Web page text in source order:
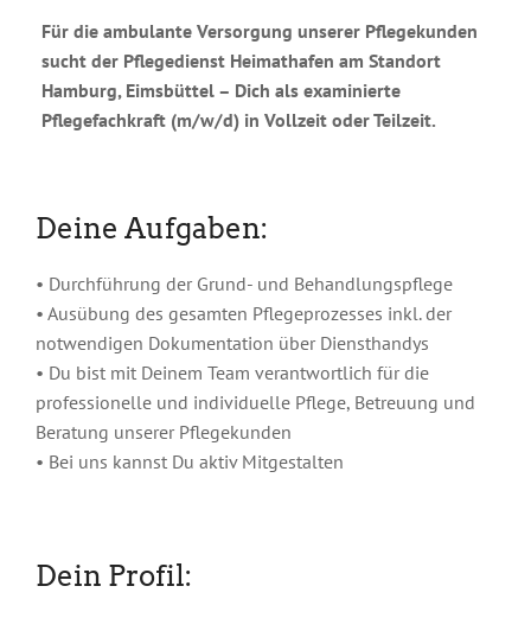
Für die ambulante Versorgung unserer Pflegekunden
sucht der Pflegedienst Heimathafen am Standort
Hamburg, Eimsbüttel – Dich als examinierte
Pflegefachkraft (m/w/d) in Vollzeit oder Teilzeit.
Deine Aufgaben:
• Durchführung der Grund- und Behandlungspflege
• Ausübung des gesamten Pflegeprozesses inkl. der
notwendigen Dokumentation über Diensthandys
• Du bist mit Deinem Team verantwortlich für die
professionelle und individuelle Pflege, Betreuung und
Beratung unserer Pflegekunden
• Bei uns kannst Du aktiv Mitgestalten
Dein Profil: